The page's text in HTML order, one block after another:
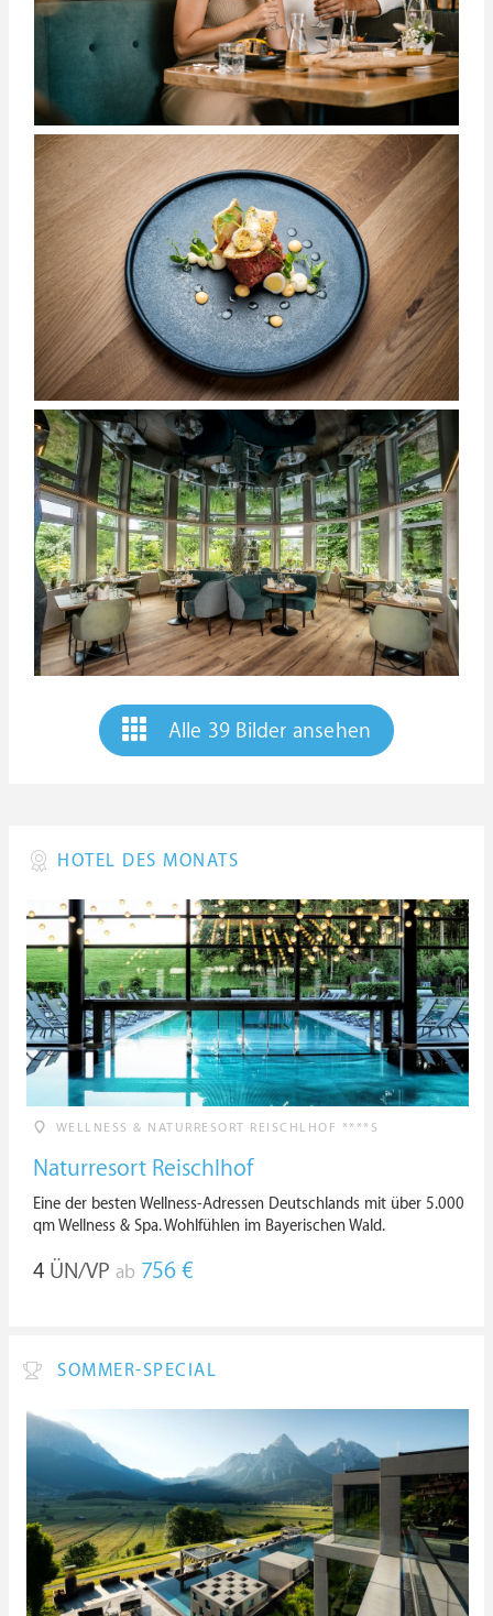
Alle 39 Bilder ansehen
HOTEL DES MONATS
WELLNESS & NATURRESORT REISCHLHOF ****S
Naturresort Reischlhof
Eine der besten Wellness-Adressen Deutschlands mit über 5.000
qm Wellness & Spa. Wohlfühlen im Bayerischen Wald.
4 ÜN/VP ab 756 €
SOMMER-SPECIAL